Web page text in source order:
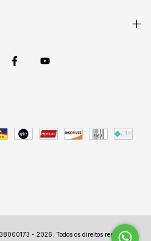
- 2026. Todos os direitos reservados.